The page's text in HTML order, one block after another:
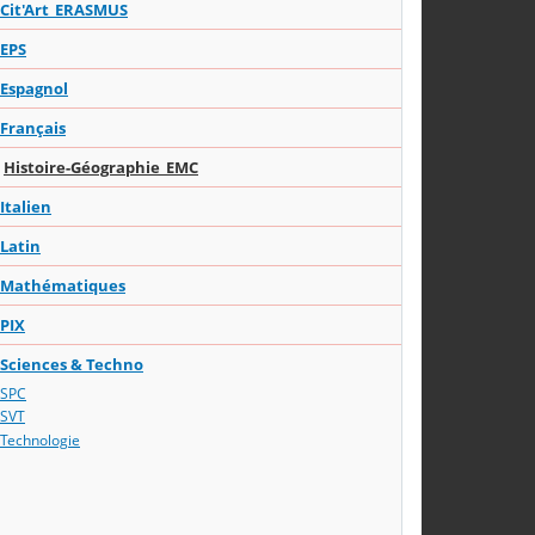
Cit'Art_ERASMUS
EPS
Espagnol
Français
Histoire-Géographie_EMC
Italien
Latin
Mathématiques
PIX
Sciences & Techno
SPC
SVT
Technologie